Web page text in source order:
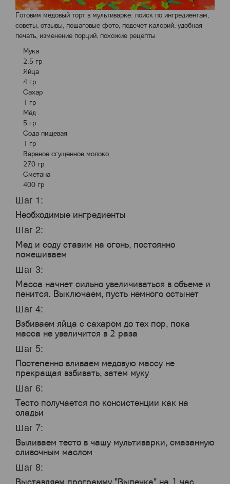
Готовим медовый торт в мультиварке: поиск по ингредиентам,
советы, отзывы, пошаговые фото, подсчет калорий, удобная
печать, изменение порций, похожие рецепты
Мука
2.5 гр
Яйца
4 гр
Сахар
1 гр
Мёд
5 гр
Сода пищевая
1 гр
Вареное сгущенное молоко
270 гр
Сметана
400 гр
Шаг 1:
Необходимые ингредиенты
Шаг 2:
Мед и соду ставим на огонь, постоянно
помешиваем
Шаг 3:
Масса начнет сильно увеличиваться в объеме и
пенится. Выключаем, пусть немного остынет
Шаг 4:
Взбиваем яйца с сахаром до тех пор, пока
масса не увеличится в 2 раза
Шаг 5:
Постепенно вливаем медовую массу не
прекращая взбивать, затем муку
Шаг 6:
Тесто получается по консистенции как на
оладьи
Шаг 7:
Выливаем тесто в чашу мультиварки, смазанную
сливочным маслом
Шаг 8: